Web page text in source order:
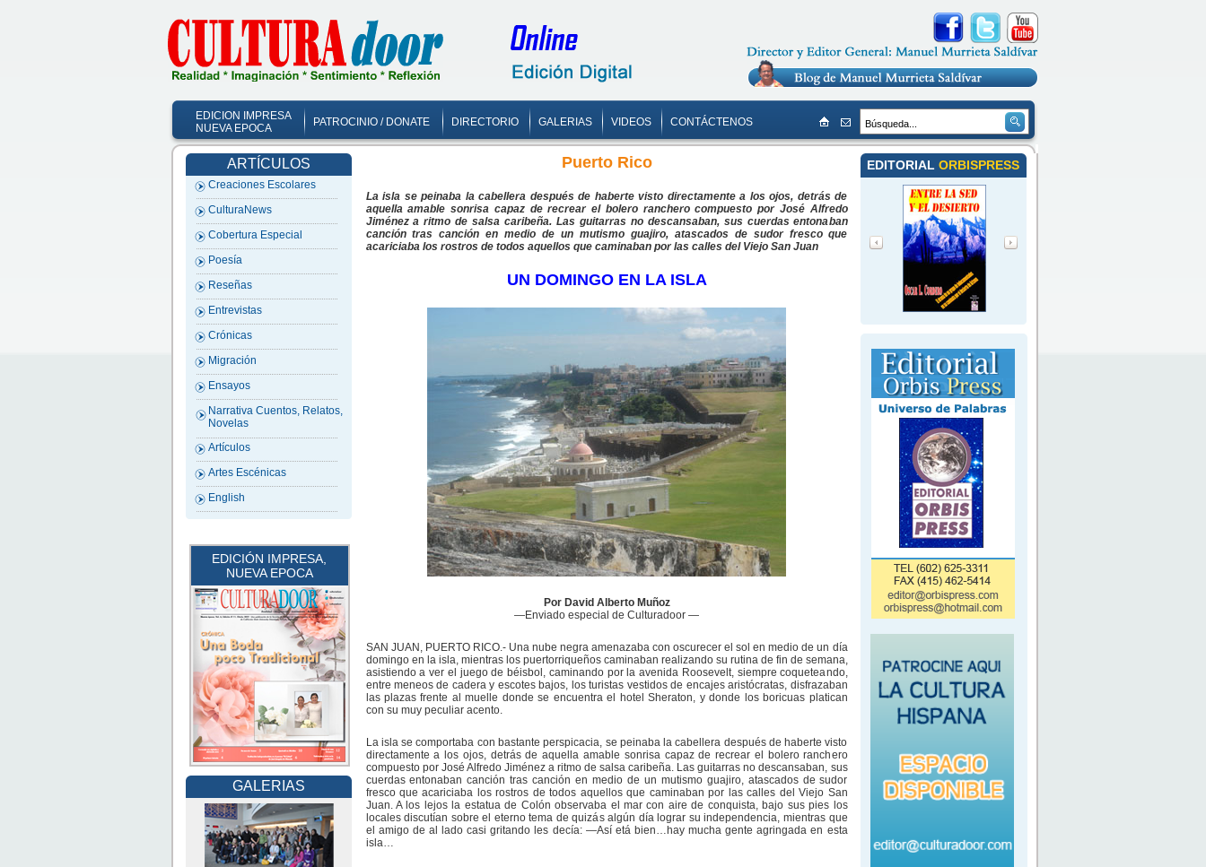
EDICION IMPRESA
NUEVA EPOCA
PATROCINIO / DONATE DIRECTORIO GALERIAS VIDEOS CONTÁCTENOS
ARTÍCULOS
Creaciones Escolares
CulturaNews
Cobertura Especial
Poesía
Reseñas
Entrevistas
Crónicas
Migración
Ensayos
Narrativa Cuentos, Relatos,
Novelas
Artículos
Artes Escénicas
English
EDICIÓN IMPRESA,
NUEVA EPOCA
GALERIAS
Puerto Rico
La isla se peinaba la cabellera después de haberte visto directamente a los ojos, detrás de
aquella amable sonrisa capaz de recrear el bolero ranchero compuesto por José Alfredo
Jiménez a ritmo de salsa caribeña. Las guitarras no descansaban, sus cuerdas entonaban
canción tras canción en medio de un mutismo guajiro, atascados de sudor fresco que
acariciaba los rostros de todos aquellos que caminaban por las calles del Viejo San Juan
UN DOMINGO EN LA ISLA
Por David Alberto Muñoz
—Enviado especial de Culturadoor —
SAN JUAN, PUERTO RICO.- Una nube negra amenazaba con oscurecer el sol en medio de un día
domingo en la isla, mientras los puertorriqueños caminaban realizando su rutina de fin de semana,
asistiendo a ver el juego de béisbol, caminando por la avenida Roosevelt, siempre coqueteando,
entre meneos de cadera y escotes bajos, los turistas vestidos de encajes aristócratas, disfrazaban
las plazas frente al muelle donde se encuentra el hotel Sheraton, y donde los boricuas platican
con su muy peculiar acento.
La isla se comportaba con bastante perspicacia, se peinaba la cabellera después de haberte visto
directamente a los ojos, detrás de aquella amable sonrisa capaz de recrear el bolero ranchero
compuesto por José Alfredo Jiménez a ritmo de salsa caribeña. Las guitarras no descansaban, sus
cuerdas entonaban canción tras canción en medio de un mutismo guajiro, atascados de sudor
fresco que acariciaba los rostros de todos aquellos que caminaban por las calles del Viejo San
Juan. A los lejos la estatua de Colón observaba el mar con aire de conquista, bajo sus pies los
locales discutían sobre el eterno tema de quizás algún día lograr su independencia, mientras que
el amigo de al lado casi gritando les decía: —Así etá bien…hay mucha gente agringada en esta
isla…
EDITORIAL ORBISPRESS